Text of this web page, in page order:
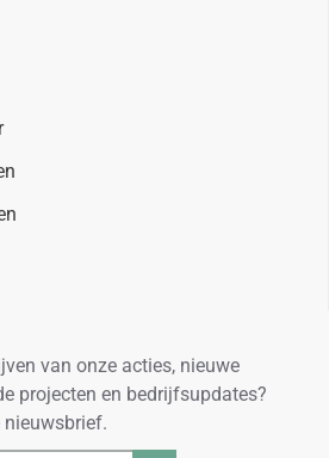
van onze acties, nieuwe
projecten en bedrijfsupdates?